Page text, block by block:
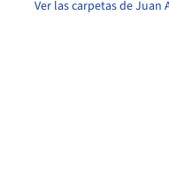
Ver las carpetas de Juan